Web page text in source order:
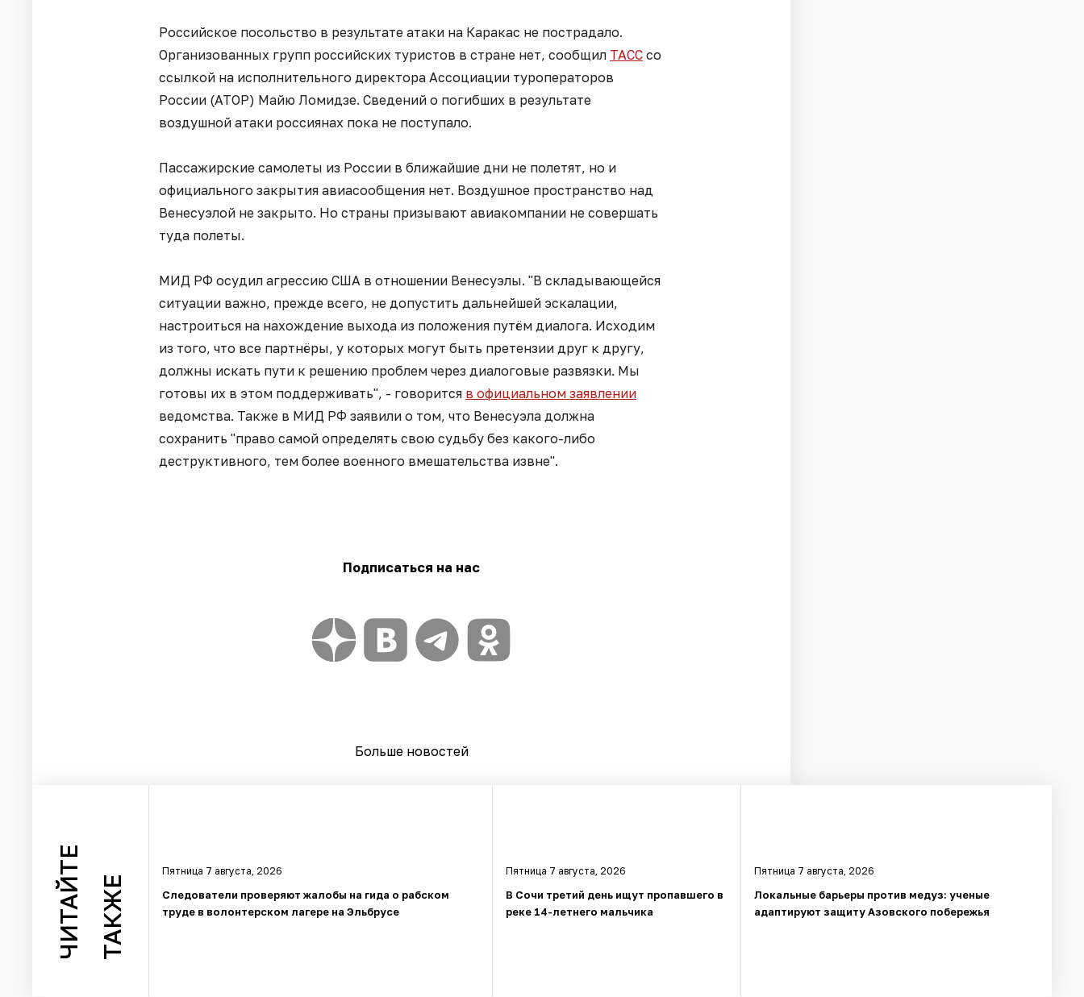
Российское посольство в результате атаки на Каракас не пострадало.
Организованных групп российских туристов в стране нет, сообщил ТАСС со
ссылкой на исполнительного директора Ассоциации туроператоров
России (АТОР) Майю Ломидзе. Сведений о погибших в результате
воздушной атаки россиянах пока не поступало.
Пассажирские самолеты из России в ближайшие дни не полетят, но и
официального закрытия авиасообщения нет. Воздушное пространство над
Венесуэлой не закрыто. Но страны призывают авиакомпании не совершать
туда полеты.
МИД РФ осудил агрессию США в отношении Венесуэлы. "В складывающейся
ситуации важно, прежде всего, не допустить дальнейшей эскалации,
настроиться на нахождение выхода из положения путём диалога. Исходим
из того, что все партнёры, у которых могут быть претензии друг к другу,
должны искать пути к решению проблем через диалоговые развязки. Мы
готовы их в этом поддерживать", - говорится в официальном заявлении
ведомства. Также в МИД РФ заявили о том, что Венесуэла должна
сохранить "право самой определять свою судьбу без какого-либо
деструктивного, тем более военного вмешательства извне".
Подписаться на нас
Больше новостей
ЧИТАЙТЕ ТАКЖЕ
Пятница 7 августа, 2026
Следователи проверяют жалобы на гида о рабском
труде в волонтерском лагере на Эльбрусе
Пятница 7 августа, 2026
В Сочи третий день ищут пропавшего в
реке 14-летнего мальчика
Пятница 7 августа, 2026
Локальные барьеры против медуз: ученые
адаптируют защиту Азовского побережья